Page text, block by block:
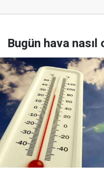
Bugün hava nasıl